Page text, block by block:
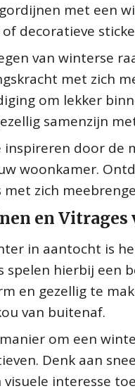
met een
decoratieve
van winterse
met zich
om lekker
samenzijn
inspireren door de
woonkamer.
met zich
en
in aantocht is
spelen hierbij een
en gezellig te
van buitenaf.
om een
Denk aan
visuele interesse